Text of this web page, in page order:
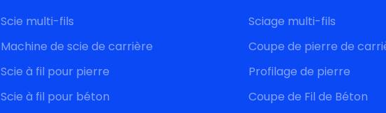
Scie multi-fils
Machine de scie de carrière
Scie à fil pour pierre
Scie à fil pour béton
Sciage multi-fils
Coupe de pierre de
Profilage de pierre
Coupe de Fil de Béton